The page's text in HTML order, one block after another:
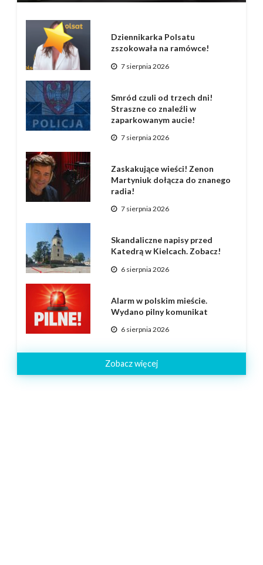
Dziennikarka Polsatu
zszokowała na ramówce!
7 sierpnia 2026
Smród czuli od trzech dni!
Straszne co znaleźli w
zaparkowanym aucie!
7 sierpnia 2026
Zaskakujące wieści! Zenon
Martyniuk dołącza do znanego
radia!
7 sierpnia 2026
Skandaliczne napisy przed
Katedrą w Kielcach. Zobacz!
6 sierpnia 2026
Alarm w polskim mieście.
Wydano pilny komunikat
6 sierpnia 2026
Zobacz więcej